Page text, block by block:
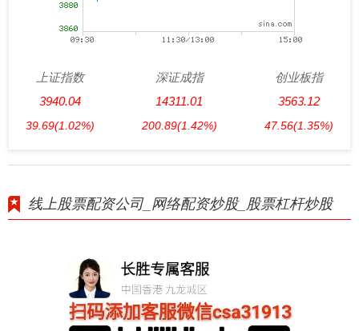
上证指数
3940.04
39.69(1.02%)
深证成指
14311.01
200.89(1.42%)
创业板指
3563.12
47.56(1.35%)
线上股票配资公司_网络配资炒股_股票杠杆炒股